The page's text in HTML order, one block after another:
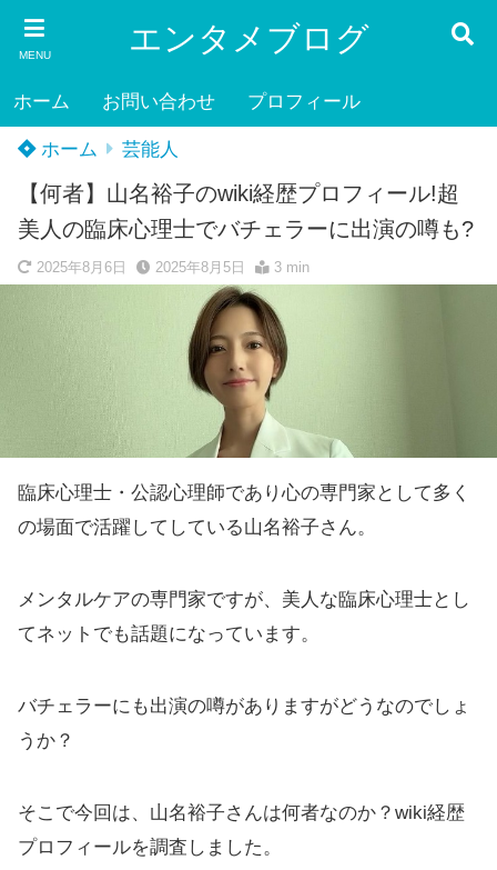
MENU エンタメブログ
ホーム お問い合わせ プロフィール
ホーム 芸能人
【何者】山名裕子のwiki経歴プロフィール!超
美人の臨床心理士でバチェラーに出演の噂も?
2025年8月6日 2025年8月5日 3 min
臨床心理士・公認心理師であり心の専門家として多く
の場面で活躍してしている山名裕子さん。
メンタルケアの専門家ですが、美人な臨床心理士とし
てネットでも話題になっています。
バチェラーにも出演の噂がありますがどうなのでしょ
うか？
そこで今回は、山名裕子さんは何者なのか？wiki経歴
プロフィールを調査しました。